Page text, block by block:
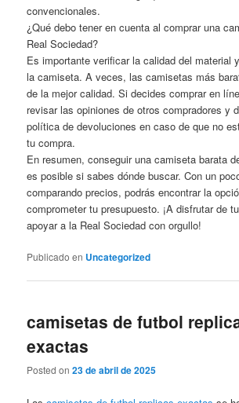
convencionales.
¿Qué debo tener en cuenta al comprar una
Real Sociedad?
Es importante verificar la calidad del material
la camiseta. A veces, las camisetas más
de la mejor calidad. Si decides comprar en
revisar las opiniones de otros compradores y
política de devoluciones en caso de que no
tu compra.
En resumen, conseguir una camiseta barata
es posible si sabes dónde buscar. Con un
comparando precios, podrás encontrar la
comprometer tu presupuesto. ¡A disfrutar de
apoyar a la Real Sociedad con orgullo!
Publicado en Uncategorized
camisetas de futbol
exactas
Posted on23 de abril de 2025